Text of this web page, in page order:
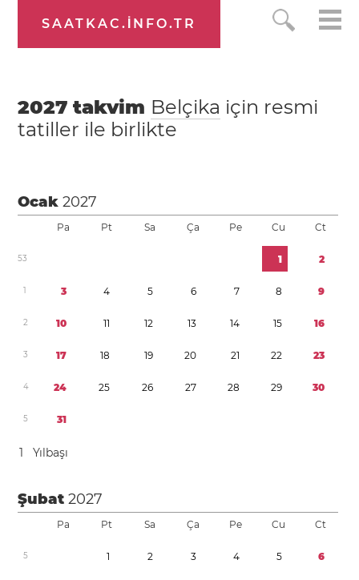
SAATKAC.INFO.TR
2027 takvim Belçika için resmi
tatiller ile birlikte
Ocak2027
Pa Pt Sa Ça Pe Cu Ct
53 1 2
1 3 4 5 6 7 8 9
2 10 11 12 13 14 15 16
3 17 18 19 20 21 22 23
4 24 25 26 27 28 29 30
5 31
1 Yılbaşı
Şubat2027
Pa Pt Sa Ça Pe Cu Ct
5 1 2 3 4 5 6